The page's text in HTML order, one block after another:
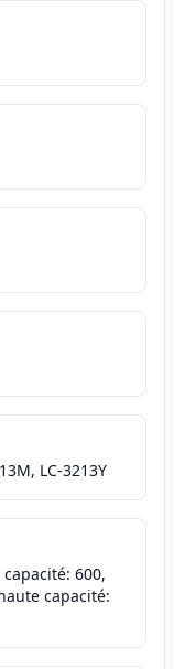
LC-3213Y
600,
capacité: